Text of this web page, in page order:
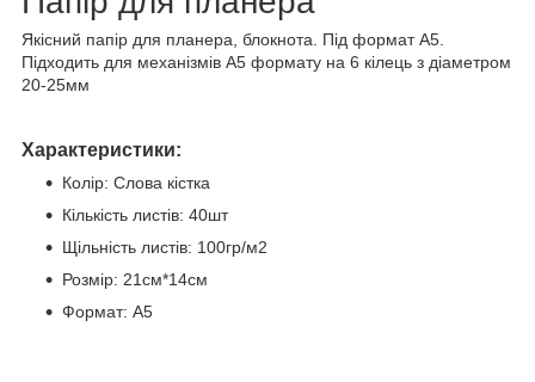
Якісний папір для планера, блокнота. Під формат А5.
Підходить для механізмів А5 формату на 6 кілець з діаметром
20-25мм
Характеристики:
Колір: Слова кістка
Кількість листів: 40шт
Щільність листів: 100гр/м2
Розмір: 21см*14см
Формат: А5